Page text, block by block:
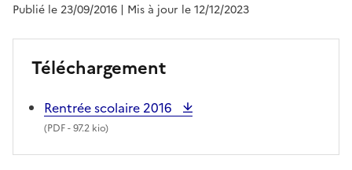
Publié le 23/09/2016 | Mis à jour le 12/12/2023
Téléchargement
Rentrée scolaire 2016
(PDF- 97.2 kio)